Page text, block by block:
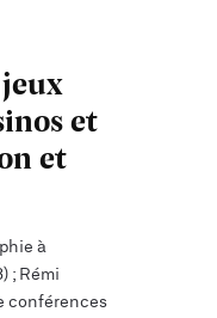
et
et
à
; Rémi
conférences